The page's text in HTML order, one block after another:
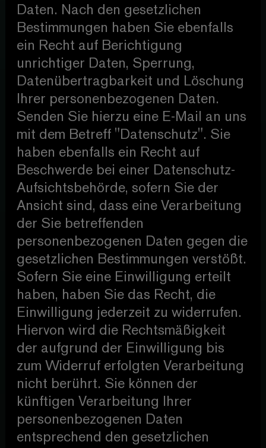
Daten. Nach den gesetzlichen
Bestimmungen haben Sie ebenfalls
ein Recht auf Berichtigung
unrichtiger Daten, Sperrung,
Datenübertragbarkeit und Löschung
Ihrer personenbezogenen Daten.
Senden Sie hierzu eine E-Mail an uns
mit dem Betreff "Datenschutz". Sie
haben ebenfalls ein Recht auf
Beschwerde bei einer Datenschutz-
Aufsichtsbehörde, sofern Sie der
Ansicht sind, dass eine Verarbeitung
der Sie betreffenden
personenbezogenen Daten gegen die
gesetzlichen Bestimmungen verstößt.
Sofern Sie eine Einwilligung erteilt
haben, haben Sie das Recht, die
Einwilligung jederzeit zu widerrufen.
Hiervon wird die Rechtsmäßigkeit
der aufgrund der Einwilligung bis
zum Widerruf erfolgten Verarbeitung
nicht berührt. Sie können der
künftigen Verarbeitung Ihrer
personenbezogenen Daten
entsprechend den gesetzlichen